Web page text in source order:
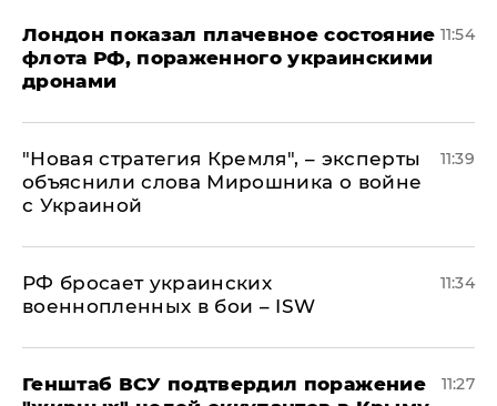
Лондон показал плачевное состояние
флота РФ, пораженного украинскими
дронами
11:54
"Новая стратегия Кремля", – эксперты
объяснили слова Мирошника о войне
с Украиной
11:39
РФ бросает украинских
военнопленных в бои – ISW
11:34
Генштаб ВСУ подтвердил поражение
11:27